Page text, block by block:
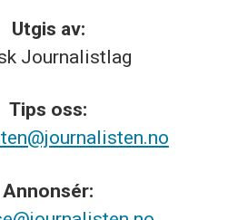
Utgis av:
Journalistlag
Tips oss:
Annonsér: